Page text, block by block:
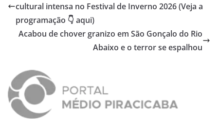
cultural intensa no Festival de Inverno 2026 (Veja a
programação 👇 aqui)
Acabou de chover granizo em São Gonçalo do Rio
Abaixo e o terror se espalhou